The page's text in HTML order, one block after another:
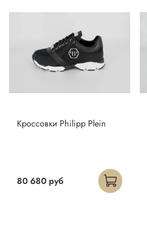
Кроссовки Philipp Plein
80 680 руб